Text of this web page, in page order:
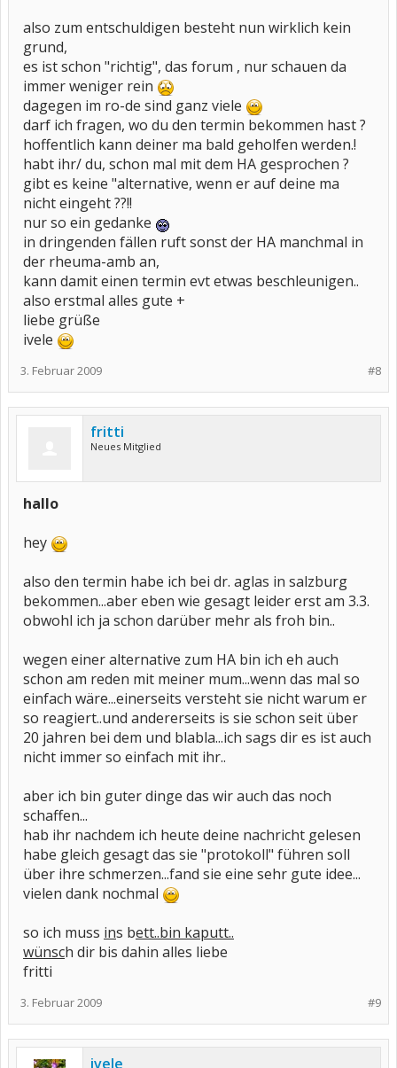
also zum entschuldigen besteht nun wirklich kein
grund,
es ist schon "richtig", das forum , nur schauen da
immer weniger rein
dagegen im ro-de sind ganz viele
darf ich fragen, wo du den termin bekommen hast ?
hoffentlich kann deiner ma bald geholfen werden.!
habt ihr/ du, schon mal mit dem HA gesprochen ?
gibt es keine "alternative, wenn er auf deine ma
nicht eingeht ??!!
nur so ein gedanke
in dringenden fällen ruft sonst der HA manchmal in
der rheuma-amb an,
kann damit einen termin evt etwas beschleunigen..
also erstmal alles gute +
liebe grüße
ivele
#8
3. Februar 2009
fritti
Neues Mitglied
hallo
hey
also den termin habe ich bei dr. aglas in salzburg
bekommen...aber eben wie gesagt leider erst am 3.3.
obwohl ich ja schon darüber mehr als froh bin..
wegen einer alternative zum HA bin ich eh auch
schon am reden mit meiner mum...wenn das mal so
einfach wäre...einerseits versteht sie nicht warum er
so reagiert..und andererseits is sie schon seit über
20 jahren bei dem und blabla...ich sags dir es ist auch
nicht immer so einfach mit ihr..
aber ich bin guter dinge das wir auch das noch
schaffen...
hab ihr nachdem ich heute deine nachricht gelesen
habe gleich gesagt das sie "protokoll" führen soll
über ihre schmerzen...fand sie eine sehr gute idee...
vielen dank nochmal
so ich muss ins bett..bin kaputt..
wünsch dir bis dahin alles liebe
fritti
#9
3. Februar 2009
ivele